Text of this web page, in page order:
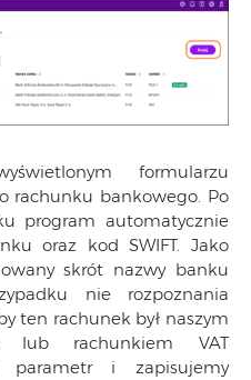
formularzu
rachunku bankowego. Po
program automatycznie
oraz kod SWIFT. Jako
skrót nazwy banku
nie rozpoznania
ten rachunek był naszym
lub rachunkiem VAT
parametr i zapisujemy